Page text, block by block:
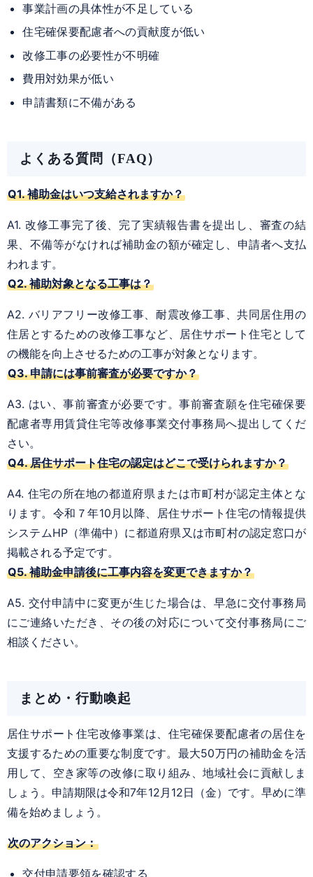
事業計画の具体性が不足している
住宅確保要配慮者への貢献度が低い
改修工事の必要性が不明確
費用対効果が低い
申請書類に不備がある
よくある質問（FAQ）
Q1. 補助金はいつ支給されますか？
A1. 改修工事完了後、完了実績報告書を提出し、審査の結
果、不備等がなければ補助金の額が確定し、申請者へ支払
われます。
Q2. 補助対象となる工事は？
A2. バリアフリー改修工事、耐震改修工事、共同居住用の
住居とするための改修工事など、居住サポート住宅として
の機能を向上させるための工事が対象となります。
Q3. 申請には事前審査が必要ですか？
A3. はい、事前審査が必要です。事前審査願を住宅確保要
配慮者専用賃貸住宅等改修事業交付事務局へ提出してくだ
さい。
Q4. 居住サポート住宅の認定はどこで受けられますか？
A4. 住宅の所在地の都道府県または市町村が認定主体とな
ります。令和７年10月以降、居住サポート住宅の情報提供
システムHP（準備中）に都道府県又は市町村の認定窓口が
掲載される予定です。
Q5. 補助金申請後に工事内容を変更できますか？
A5. 交付申請中に変更が生じた場合は、早急に交付事務局
にご連絡いただき、その後の対応について交付事務局にご
相談ください。
まとめ・行動喚起
居住サポート住宅改修事業は、住宅確保要配慮者の居住を
支援するための重要な制度です。最大50万円の補助金を活
用して、空き家等の改修に取り組み、地域社会に貢献しま
しょう。申請期限は令和7年12月12日（金）です。早めに準
備を始めましょう。
次のアクション：
交付申請要領を確認する